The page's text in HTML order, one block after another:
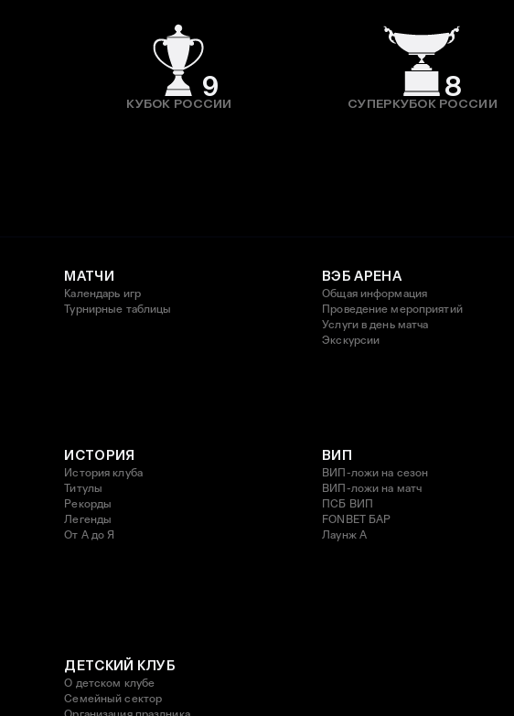
9
КУБОК РОССИИ
8
СУПЕРКУБОК РОССИИ
МАТЧИ
Календарь игр
Турнирные таблицы
ВЭБ АРЕНА
Общая информация
Проведение мероприятий
Услуги в день матча
Экскурсии
ИСТОРИЯ
История клуба
Титулы
Рекорды
Легенды
От А до Я
ВИП
ВИП-ложи на сезон
ВИП-ложи на матч
ПСБ ВИП
FONBET БАР
Лаунж A
ДЕТСКИЙ КЛУБ
О детском клубе
Семейный сектор